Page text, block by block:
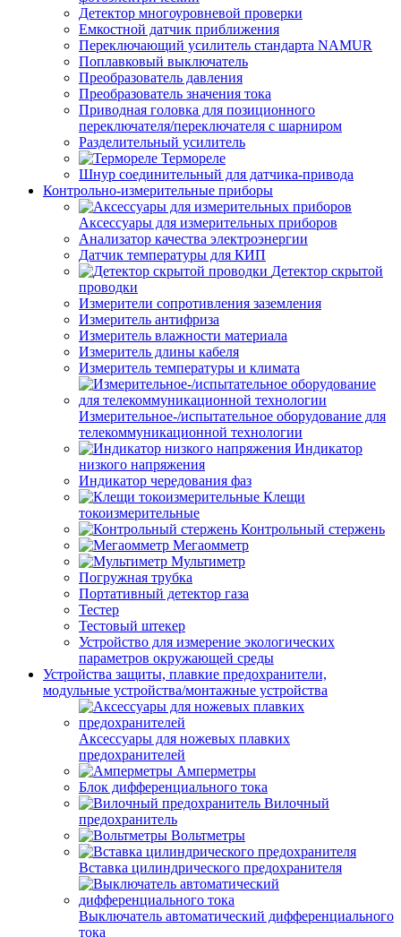
Детектор многоуровневой проверки
Емкостной датчик приближения
Переключающий усилитель стандарта NAMUR
Поплавковый выключатель
Преобразователь давления
Преобразователь значения тока
Приводная головка для позиционного
переключателя/переключателя с шарниром
Разделительный усилитель
Термореле
Шнур соединительный для датчика-привода
Контрольно-измерительные приборы
Аксессуары для измерительных приборов
Анализатор качества электроэнергии
Датчик температуры для КИП
Детектор скрытой
проводки
Измерители сопротивления заземления
Измеритель антифриза
Измеритель влажности материала
Измеритель длины кабеля
Измеритель температуры и климата
Измерительное-/испытательное оборудование для
телекоммуникационной технологии
Индикатор
низкого напряжения
Индикатор чередования фаз
Клещи
токоизмерительные
Контрольный стержень
Мегаомметр
Мультиметр
Погружная трубка
Портативный детектор газа
Тестер
Тестовый штекер
Устройство для измерение экологических
параметров окружающей среды
Устройства защиты, плавкие предохранители,
модульные устройства/монтажные устройства
Аксессуары для ножевых плавких
предохранителей
Амперметры
Блок дифференциального тока
Вилочный
предохранитель
Вольтметры
Вставка цилиндрического предохранителя
Выключатель автоматический дифференциального
тока